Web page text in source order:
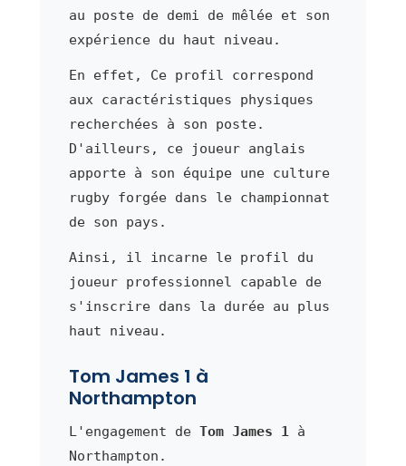
au poste de demi de mêlée et son
expérience du haut niveau.
En effet, Ce profil correspond
aux caractéristiques physiques
recherchées à son poste.
D'ailleurs, ce joueur anglais
apporte à son équipe une culture
rugby forgée dans le championnat
de son pays.
Ainsi, il incarne le profil du
joueur professionnel capable de
s'inscrire dans la durée au plus
haut niveau.
Tom James 1 à
Northampton
L'engagement de Tom James 1à
Northampton.